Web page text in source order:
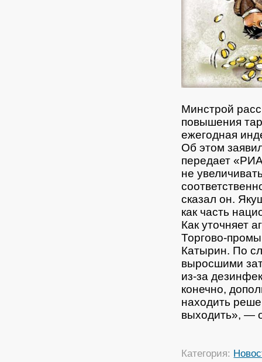
Минстрой
повышения
ежегодная
Об этом
передает
не
сказал он.
как часть
Как уточняет
Торгово-
Катырин. По
выросшими
из-за
конечно,
находить
выходить», —
Категория: